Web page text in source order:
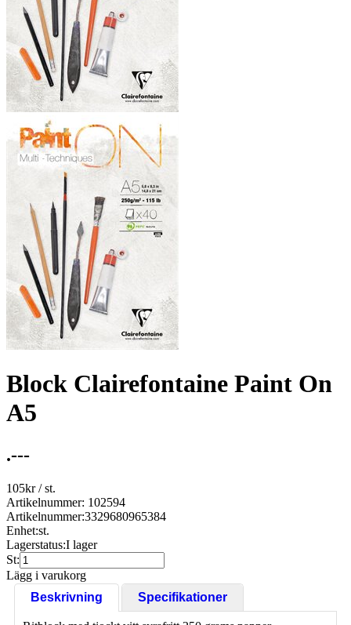
Block Clairefontaine Paint On
A5
.---
105kr/ st.
Artikelnummer: 102594
Artikelnummer:3329680965384
Enhet:st.
Lagerstatus:I lager
St:
Lägg i varukorg
Beskrivning
Specifikationer